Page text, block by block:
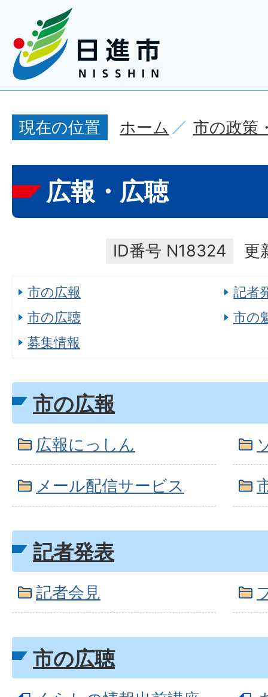
現在の位置 ホーム 市の政策
広報・広聴
ID番号 N18324 更
市の広報
記者
市の広聴
市の
募集情報
市の広報
広報にっしん
メール配信サービス
記者発表
記者会見
市の広聴